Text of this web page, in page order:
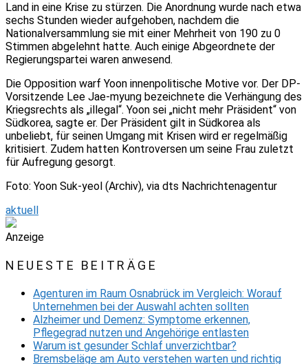
Land in eine Krise zu stürzen. Die Anordnung wurde nach etwa
sechs Stunden wieder aufgehoben, nachdem die
Nationalversammlung sie mit einer Mehrheit von 190 zu 0
Stimmen abgelehnt hatte. Auch einige Abgeordnete der
Regierungspartei waren anwesend.
Die Opposition warf Yoon innenpolitische Motive vor. Der DP-
Vorsitzende Lee Jae-myung bezeichnete die Verhängung des
Kriegsrechts als „illegal“. Yoon sei „nicht mehr Präsident“ von
Südkorea, sagte er. Der Präsident gilt in Südkorea als
unbeliebt, für seinen Umgang mit Krisen wird er regelmäßig
kritisiert. Zudem hatten Kontroversen um seine Frau zuletzt
für Aufregung gesorgt.
Foto: Yoon Suk-yeol (Archiv), via dts Nachrichtenagentur
aktuell
Anzeige
NEUESTE BEITRÄGE
Agenturen im Raum Osnabrück im Vergleich: Worauf
Unternehmen bei der Auswahl achten sollten
Alzheimer und Demenz: Symptome erkennen,
Pflegegrad nutzen und Angehörige entlasten
Warum ist gesunder Schlaf unverzichtbar?
Bremsbeläge am Auto verstehen warten und richtig